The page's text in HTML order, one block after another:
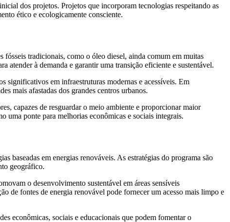
dos projetos. Projetos que incorporam tecnologias respeitando as
ético e ecologicamente consciente.
fósseis tradicionais, como o óleo diesel, ainda comum em muitas
atender à demanda e garantir uma transição eficiente e sustentável.
significativos em infraestruturas modernas e acessíveis. Em
mais afastadas dos grandes centros urbanos.
capazes de resguardar o meio ambiente e proporcionar maior
uma ponte para melhorias econômicas e sociais integrais.
baseadas em energias renováveis. As estratégias do programa são
geográfico.
o desenvolvimento sustentável em áreas sensíveis
de fontes de energia renovável pode fornecer um acesso mais limpo e
econômicas, sociais e educacionais que podem fomentar o